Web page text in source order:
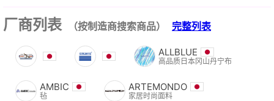
厂商列表 （按制造商搜索商品） 完整列表
ALLBLUE
高品质日本冈山丹宁布
AMBIC
毡
ARTEMONDO
家居时尚面料